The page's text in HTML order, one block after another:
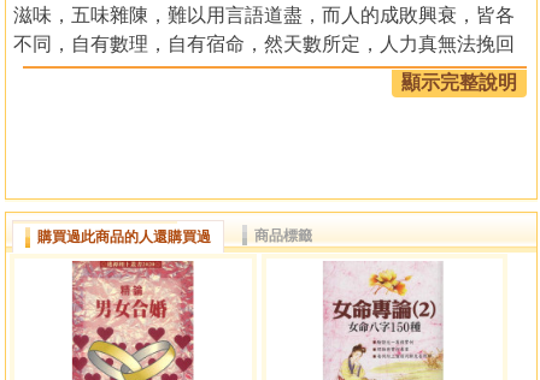
滋味，五味雜陳，難以用言語道盡，而人的成敗興衰，皆各
不同，自有數理，自有宿命，然天數所定，人力真無法挽回
焉？實不然也；否則，愚公移山，至誠何來，山雖或不能
移，然其心意已盡，其精神吾人若能效法，哪有不能以誠感
有鑑於因時勢的變遷及思想的開放，近年來離婚率不斷
地攀升，內心倍感焦慮與不安，深覺一個從事命理研究者的
使命與良知的催促，實不忍心看著世間男女因一時的判斷錯
誤，而鑄成難以挽回的大錯，是以著手作第二本書『八字婚
姻點鑰』來探討隱藏婚姻危機的八字，借此與大家共同警
愓，進一步達到如何認識自己及了解另一半，使人人都能進
顯示完整說明
購買過此商品的人還購買過 商品標籤